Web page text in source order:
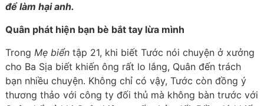
để làm hại anh.
Quân phát hiện bạn bè bắt tay lừa mình
Trong Mẹ biểntập 21, khi biết Tước nói chuyện ở xưởng
cho Ba Sịa biết khiến ông rất lo lắng, Quân đến trách
bạn nhiều chuyện. Không chỉ có vậy, Tước còn đồng ý
thương thảo với công ty đối thủ mà không bàn trước với